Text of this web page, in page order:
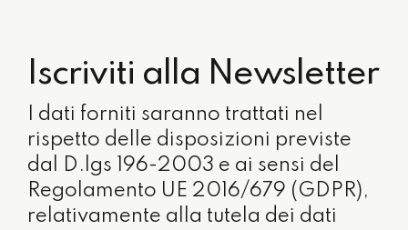
Iscriviti alla Newsletter
I dati forniti saranno trattati nel
rispetto delle disposizioni previste
dal D.lgs 196-2003 e ai sensi del
Regolamento UE 2016/679 (GDPR),
relativamente alla tutela dei dati